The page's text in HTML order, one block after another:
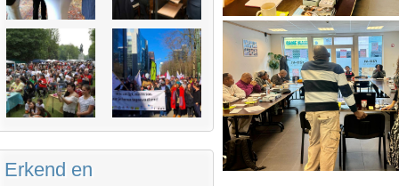
Erkend en